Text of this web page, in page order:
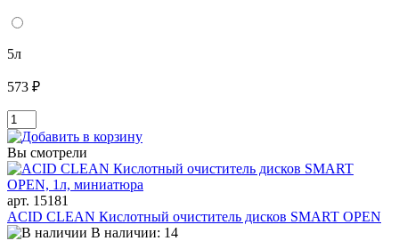
5л
573 ₽
Вы смотрели
арт. 15181
ACID CLEAN Кислотный очиститель дисков SMART OPEN
В наличии: 14